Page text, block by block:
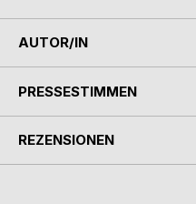
AUTOR/IN
PRESSESTIMMEN
REZENSIONEN